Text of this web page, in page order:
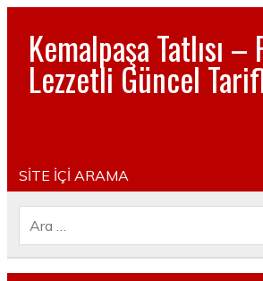
Kemalpaşa Tatlısı
Lezzetli Güncel
Pratik, lezzetli, Güncel, Resimli,
SİTE İÇİ ARAMA